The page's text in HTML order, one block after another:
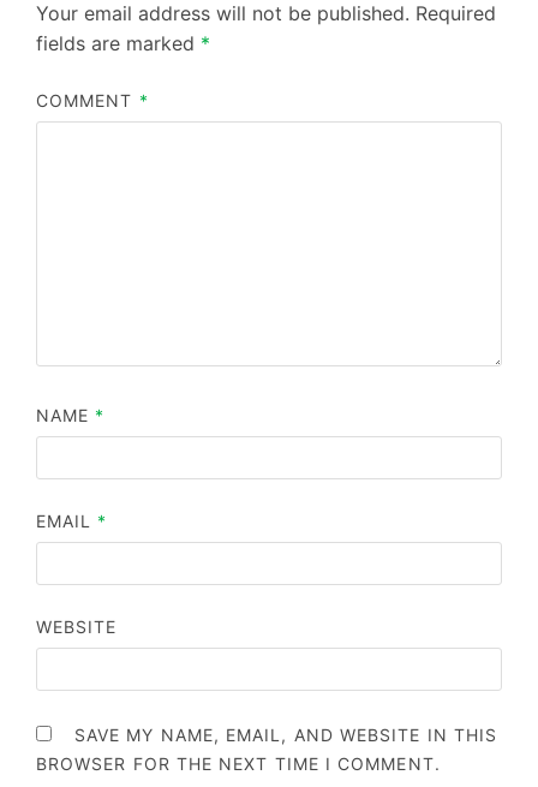
Your email address will not be published. Required
fields are marked *
COMMENT *
NAME *
EMAIL *
WEBSITE
SAVE MY NAME, EMAIL, AND WEBSITE IN THIS
BROWSER FOR THE NEXT TIME I COMMENT.